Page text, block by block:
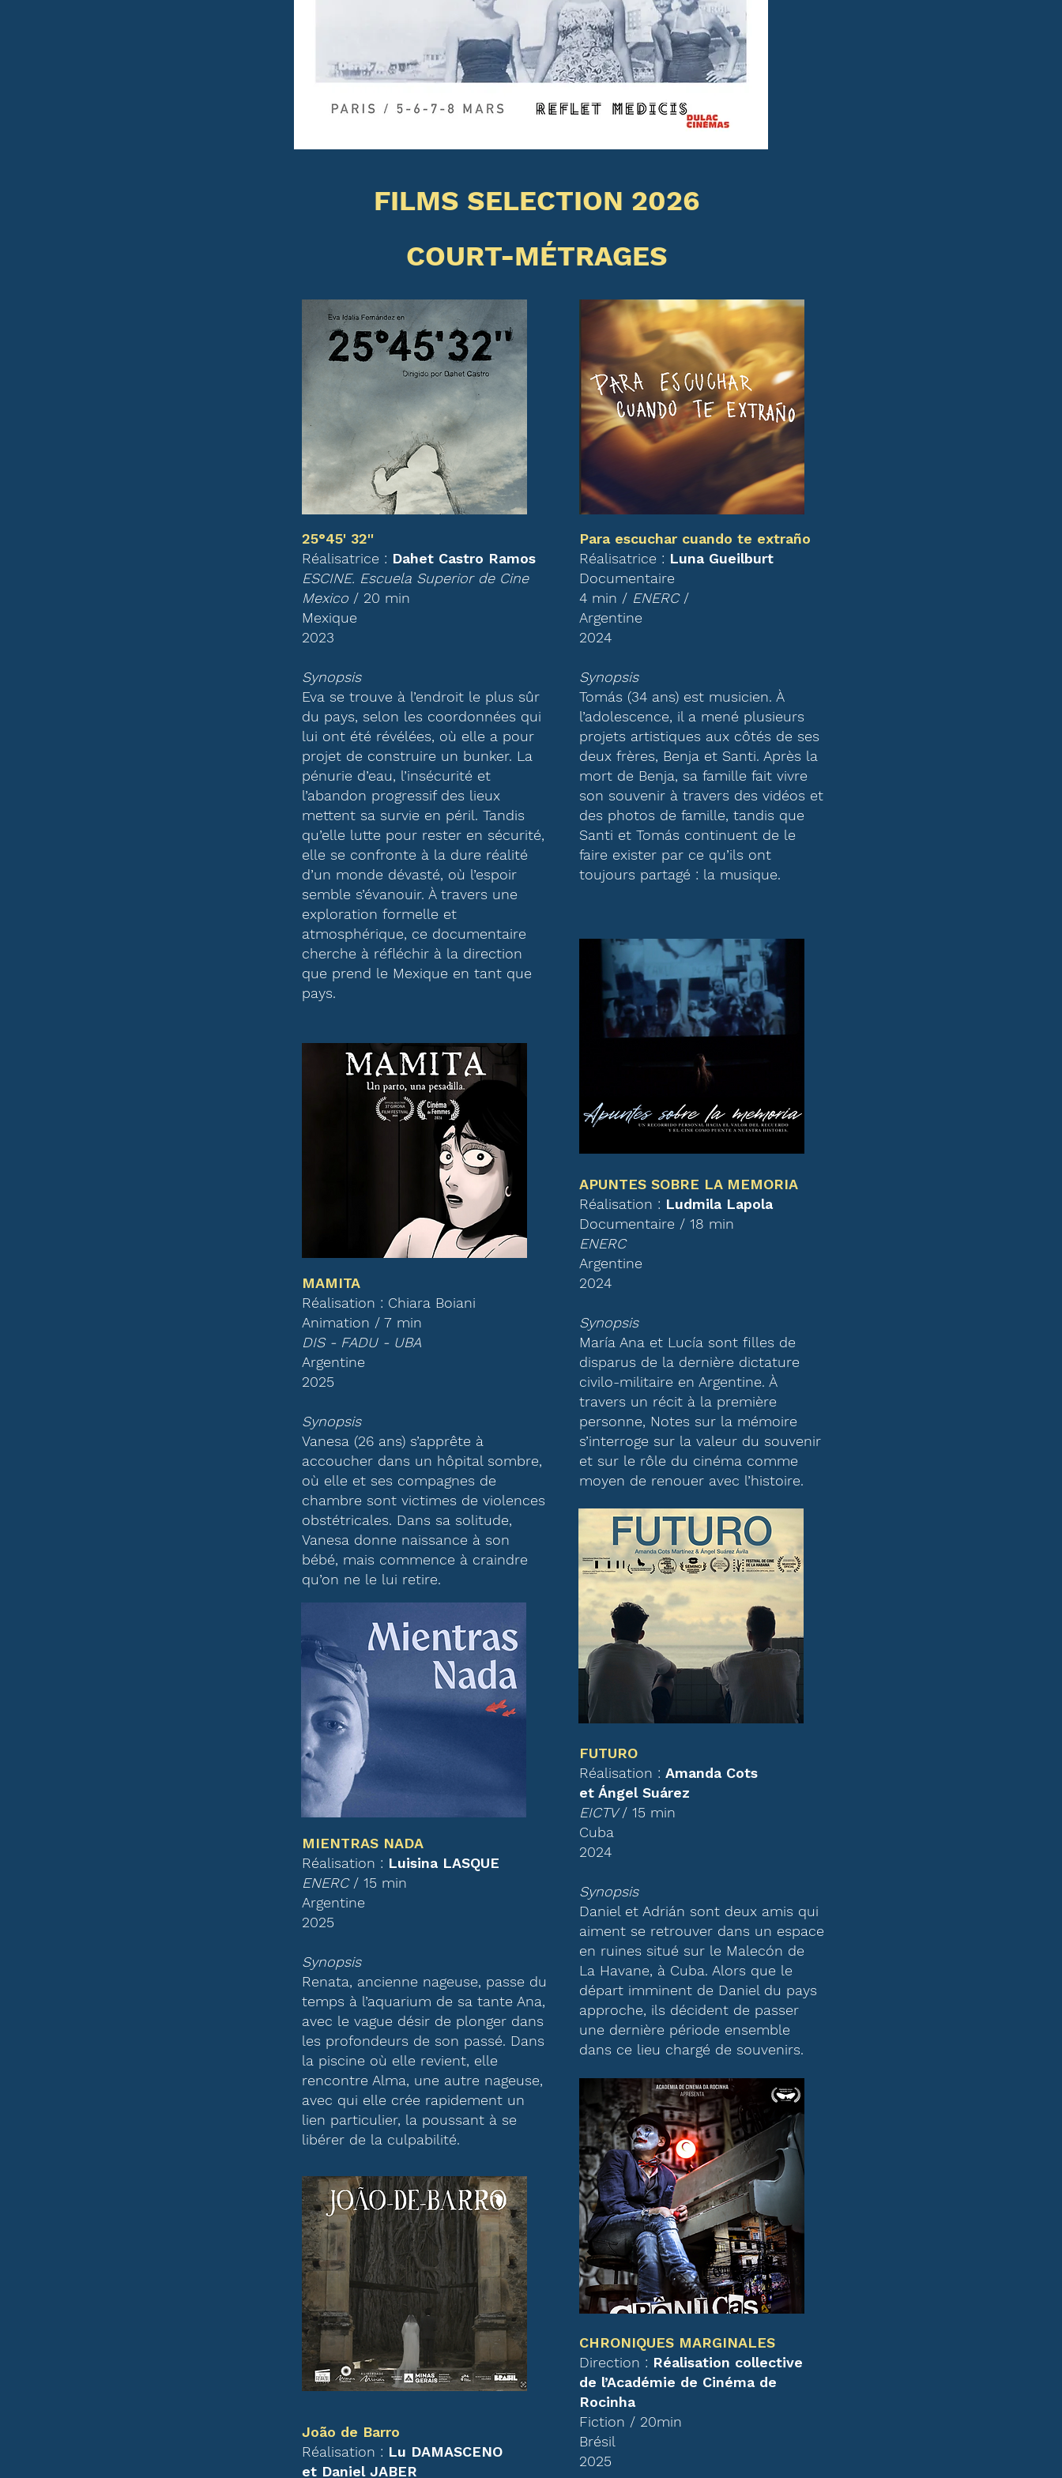
FILMS SELECTION 2026
COURT-MÉTRAGES
25°45' 32''
Réalisatrice : Dahet Castro Ramos
ESCINE. Escuela Superior de Cine
Mexico / 20 min
Mexique
2023
Synopsis
Eva se trouve à l’endroit le plus sûr
du pays, selon les coordonnées qui
lui ont été révélées, où elle a pour
projet de construire un bunker. La
pénurie d’eau, l’insécurité et
l’abandon progressif des lieux
mettent sa survie en péril. Tandis
qu’elle lutte pour rester en sécurité,
elle se confronte à la dure réalité
d’un monde dévasté, où l’espoir
semble s’évanouir. À travers une
exploration formelle et
atmosphérique, ce documentaire
cherche à réfléchir à la direction
que prend le Mexique en tant que
pays.
MAMITA
Réalisation : Chiara Boiani
Animation / 7 min
DIS - FADU - UBA
Argentine
2025
Synopsis
Vanesa (26 ans) s’apprête à
accoucher dans un hôpital sombre,
où elle et ses compagnes de
chambre sont victimes de violences
obstétricales. Dans sa solitude,
Vanesa donne naissance à son
bébé, mais commence à craindre
qu’on ne le lui retire.
MIENTRAS NADA
Réalisation : Luisina LASQUE
ENERC / 15 min
Argentine
2025
Synopsis
Renata, ancienne nageuse, passe du
temps à l’aquarium de sa tante Ana,
avec le vague désir de plonger dans
les profondeurs de son passé. Dans
la piscine où elle revient, elle
rencontre Alma, une autre nageuse,
avec qui elle crée rapidement un
lien particulier, la poussant à se
libérer de la culpabilité.
João de Barro
Réalisation : Lu DAMASCENO
et Daniel JABER
Para escuchar cuando te extraño
Réalisatrice : Luna Gueilburt
Documentaire
4 min / ENERC/
Argentine
2024
Synopsis
Tomás (34 ans) est musicien. À
l’adolescence, il a mené plusieurs
projets artistiques aux côtés de ses
deux frères, Benja et Santi. Après la
mort de Benja, sa famille fait vivre
son souvenir à travers des vidéos et
des photos de famille, tandis que
Santi et Tomás continuent de le
faire exister par ce qu’ils ont
toujours partagé : la musique.
APUNTES SOBRE LA MEMORIA
Réalisation : Ludmila Lapola
Documentaire / 18 min
ENERC
Argentine
2024
Synopsis
María Ana et Lucía sont filles de
disparus de la dernière dictature
civilo-militaire en Argentine. À
travers un récit à la première
personne, Notes sur la mémoire
s’interroge sur la valeur du souvenir
et sur le rôle du cinéma comme
moyen de renouer avec l’histoire.
FUTURO
Réalisation : Amanda Cots
et Ángel Suárez
EICTV/ 15 min
Cuba
2024
Synopsis
Daniel et Adrián sont deux amis qui
aiment se retrouver dans un espace
en ruines situé sur le Malecón de
La Havane, à Cuba. Alors que le
départ imminent de Daniel du pays
approche, ils décident de passer
une dernière période ensemble
dans ce lieu chargé de souvenirs.
CHRONIQUES MARGINALES
Direction : Réalisation collective
de l’Académie de Cinéma de
Rocinha
Fiction / 20min
Brésil
2025